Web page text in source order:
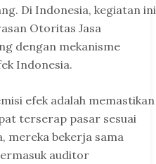
Di Indonesia, kegiatan ini
Otoritas Jasa
dengan mekanisme
Indonesia.
efek adalah memastikan
terserap pasar sesuai
mereka bekerja sama
auditor